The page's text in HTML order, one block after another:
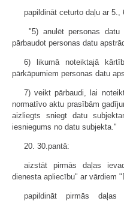
papildināt ceturto daļu ar
"5) anulēt personas datu
pārbaudot personas datu
6) likumā noteiktajā
pārkāpumiem personas datu
7) veikt pārbaudi, lai
normatīvo aktu prasībām
aizliegts sniegt datu
iesniegums no datu subjekta."
20. 30.pantā:
aizstāt pirmās daļas
dienesta apliecību" ar vārdiem
papildināt pirmās